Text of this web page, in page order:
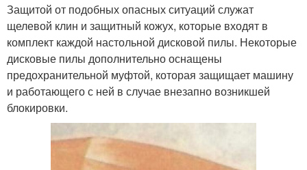
Защитой от подобных опасных ситуаций служат
щелевой клин и защитный кожух, которые входят в
комплект каждой настольной дисковой пилы. Некоторые
дисковые пилы дополнительно оснащены
предохранительной муфтой, которая защищает машину
и работающего с ней в случае внезапно возникшей
блокировки.